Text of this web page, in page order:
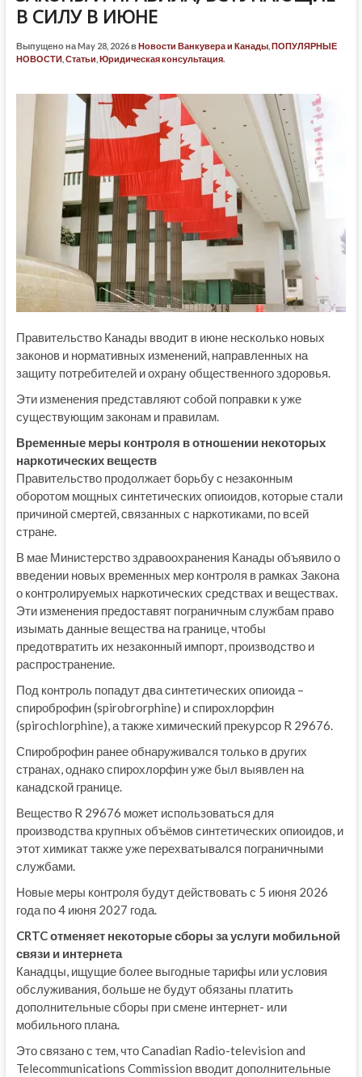
В СИЛУ В ИЮНЕ
Выпущено на May 28, 2026 вНовости Ванкувера и Канады, ПОПУЛЯРНЫЕ
НОВОСТИ, Статьи Юридическая консультация.
Правительство Канады вводит в июне несколько новых
законов и нормативных изменений, направленных на
защиту потребителей и охрану общественного здоровья.
Эти изменения представляют собой поправки к уже
существующим законам и правилам.
Временные меры контроля в отношении некоторых
наркотических веществ
Правительство продолжает борьбу с незаконным
оборотом мощных синтетических опиоидов, которые стали
причиной смертей, связанных с наркотиками, по всей
стране.
В мае Министерство здравоохранения Канады объявило о
введении новых временных мер контроля в рамках Закона
о контролируемых наркотических средствах и веществах.
Эти изменения предоставят пограничным службам право
изымать данные вещества на границе, чтобы
предотвратить их незаконный импорт, производство и
распространение.
Под контроль попадут два синтетических опиоида –
спироброфин (spirobrorphine) и спирохлорфин
(spirochlorphine), а также химический прекурсор R 29676.
Спироброфин ранее обнаруживался только в других
странах, однако спирохлорфин уже был выявлен на
канадской границе.
Вещество R 29676 может использоваться для
производства крупных объёмов синтетических опиоидов, и
этот химикат также уже перехватывался пограничными
службами.
Новые меры контроля будут действовать с 5 июня 2026
года по 4 июня 2027 года.
CRTC отменяет некоторые сборы за услуги мобильной
связи и интернета
Канадцы, ищущие более выгодные тарифы или условия
обслуживания, больше не будут обязаны платить
дополнительные сборы при смене интернет- или
мобильного плана.
Это связано с тем, что Canadian Radio-television and
Telecommunications Commission вводит дополнительные